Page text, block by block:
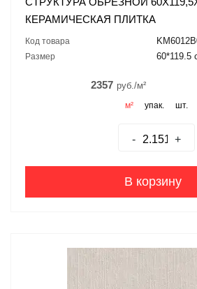
КЕРАМИЧЕСКАЯ ПЛИТКА
Код товара
Размер 60*119.5
2357 руб./м²
м² упак. шт.
- +
В корзину